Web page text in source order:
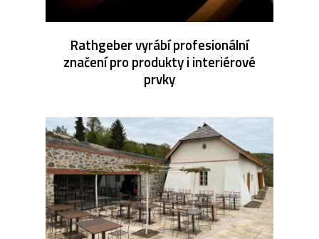
Rathgeber vyrábí profesionální
značení pro produkty i interiérové
prvky